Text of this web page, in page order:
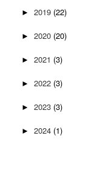
► 2019 (22)
► 2020 (20)
► 2021 (3)
► 2022 (3)
► 2023 (3)
► 2024 (1)